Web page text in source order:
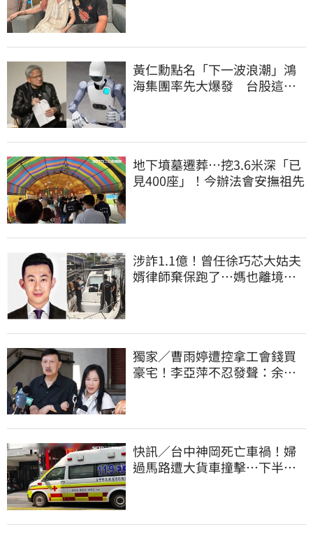
黃仁勳點名「下一波浪潮」鴻
海集團率先大爆發 台股這族
地下墳墓遷葬…挖3.6米深「已
見400座」！今辦法會安撫祖先
涉詐1.1億！曾任徐巧芯大姑夫
婿律師棄保跑了…媽也離境
獨家／曹雨婷遭控拿工會錢買
豪宅！李亞萍不忍發聲：余天
快訊／台中神岡死亡車禍！婦
過馬路遭大貨車撞擊…下半身